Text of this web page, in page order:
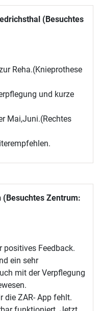
(Besuchtes
Reha.(Knieprothese
und kurze
Mai,Juni.(Rechtes
(Besuchtes Zentrum:
positives Feedback.
ein sehr
mit der Verpflegung
die ZAR- App fehlt.